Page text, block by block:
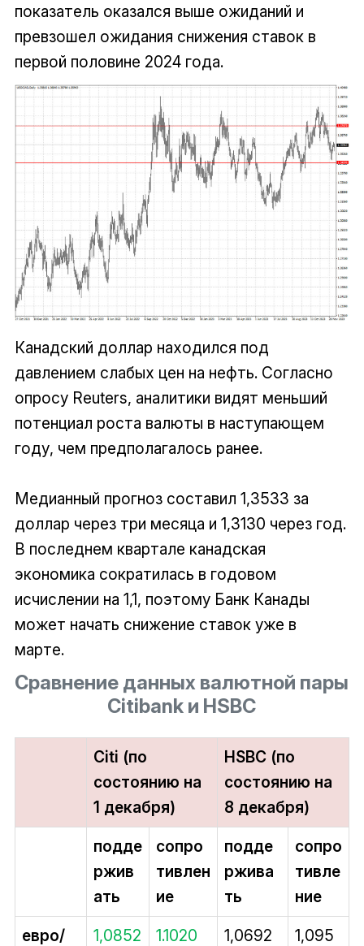
показатель оказался выше ожиданий и
превзошел ожидания снижения ставок в
первой половине 2024 года.
Канадский доллар находился под
давлением слабых цен на нефть. Согласно
опросу Reuters, аналитики видят меньший
потенциал роста валюты в наступающем
году, чем предполагалось ранее.
Медианный прогноз составил 1,3533 за
доллар через три месяца и 1,3130 через год.
В последнем квартале канадская
экономика сократилась в годовом
исчислении на 1,1, поэтому Банк Канады
может начать снижение ставок уже в
марте.
Сравнение данных валютной пары
Citibank и HSBC
Citi (по
состоянию на
1 декабря)
HSBC (по
состоянию на
8 декабря)
подде
ржив
ать
сопро
тивлен
ие
подде
ржива
ть
сопро
тивле
ние
евро/
1,0852 1.1020 1,0692
1,095